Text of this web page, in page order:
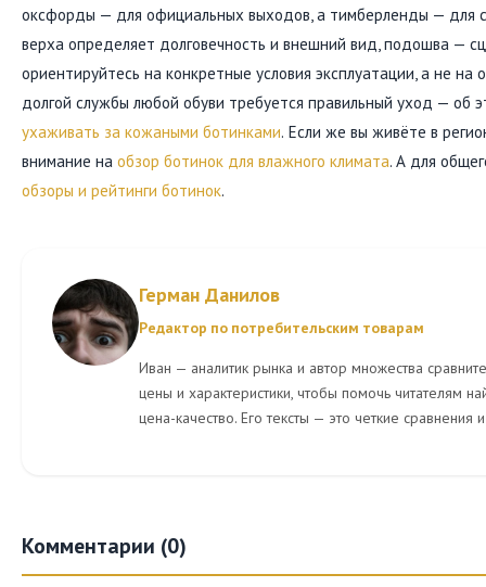
оксфорды — для официальных выходов, а тимберленды — для
верха определяет долговечность и внешний вид, подошва —
ориентируйтесь на конкретные условия эксплуатации, а не
долгой службы любой обуви требуется правильный уход — об
ухаживать за кожаными ботинками. Если же вы живёте в
внимание на обзор ботинок для влажного климата. А для
обзоры и рейтинги ботинок.
Герман Данилов
Редактор по потребительским товарам
Иван — аналитик рынка и автор множества
цены и характеристики, чтобы помочь читателям
цена-качество. Его тексты — это четкие
Комментарии (0)